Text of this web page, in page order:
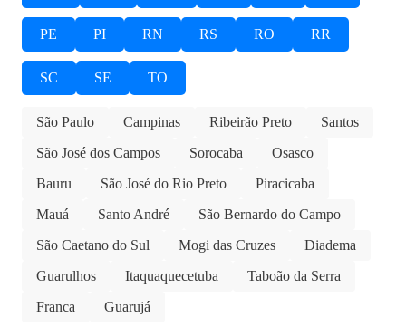
PE PI RN RS RO RR
SC SE TO
São Paulo Campinas Ribeirão Preto
Santos
São José dos Campos
Sorocaba
Osasco
Bauru
São José do Rio Preto
Piracicaba
Mauá
Santo André
São Bernardo do Campo
São Caetano do Sul
Mogi das Cruzes
Diadema
Guarulhos
Itaquaquecetuba
Taboão da Serra
Franca
Guarujá